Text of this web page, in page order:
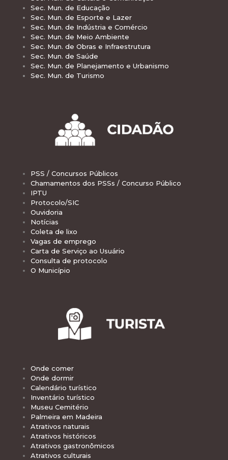
Sec. Mun. de Educação
Sec. Mun. de Esporte e Lazer
Sec. Mun. de Indústria e Comércio
Sec. Mun. de Meio Ambiente
Sec. Mun. de Obras e Infraestrutura
Sec. Mun. de Saúde
Sec. Mun. de Planejamento e Urbanismo
Sec. Mun. de Turismo
PSS / Concursos Públicos
Chamamentos dos PSSs / Concurso Público
IPTU
Protocolo/SIC
Ouvidoria
Notícias
Coleta de lixo
Vagas de emprego
Carta de Serviço ao Usuário
Consulta de protocolo
O Município
Onde comer
Onde dormir
Calendário turístico
Inventário turístico
Museu Cemitério
Palmeira em Madeira
Atrativos naturais
Atrativos históricos
Atrativos gastronômicos
Atrativos culturais